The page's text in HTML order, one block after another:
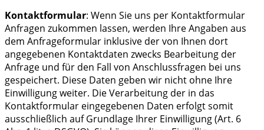
Kontaktformular: Wenn Sie uns per Kontaktformular
Anfragen zukommen lassen, werden Ihre Angaben aus
dem Anfrageformular inklusive der von Ihnen dort
angegebenen Kontaktdaten zwecks Bearbeitung der
Anfrage und für den Fall von Anschlussfragen bei uns
gespeichert. Diese Daten geben wir nicht ohne Ihre
Einwilligung weiter. Die Verarbeitung der in das
Kontaktformular eingegebenen Daten erfolgt somit
ausschließlich auf Grundlage Ihrer Einwilligung (Art. 6